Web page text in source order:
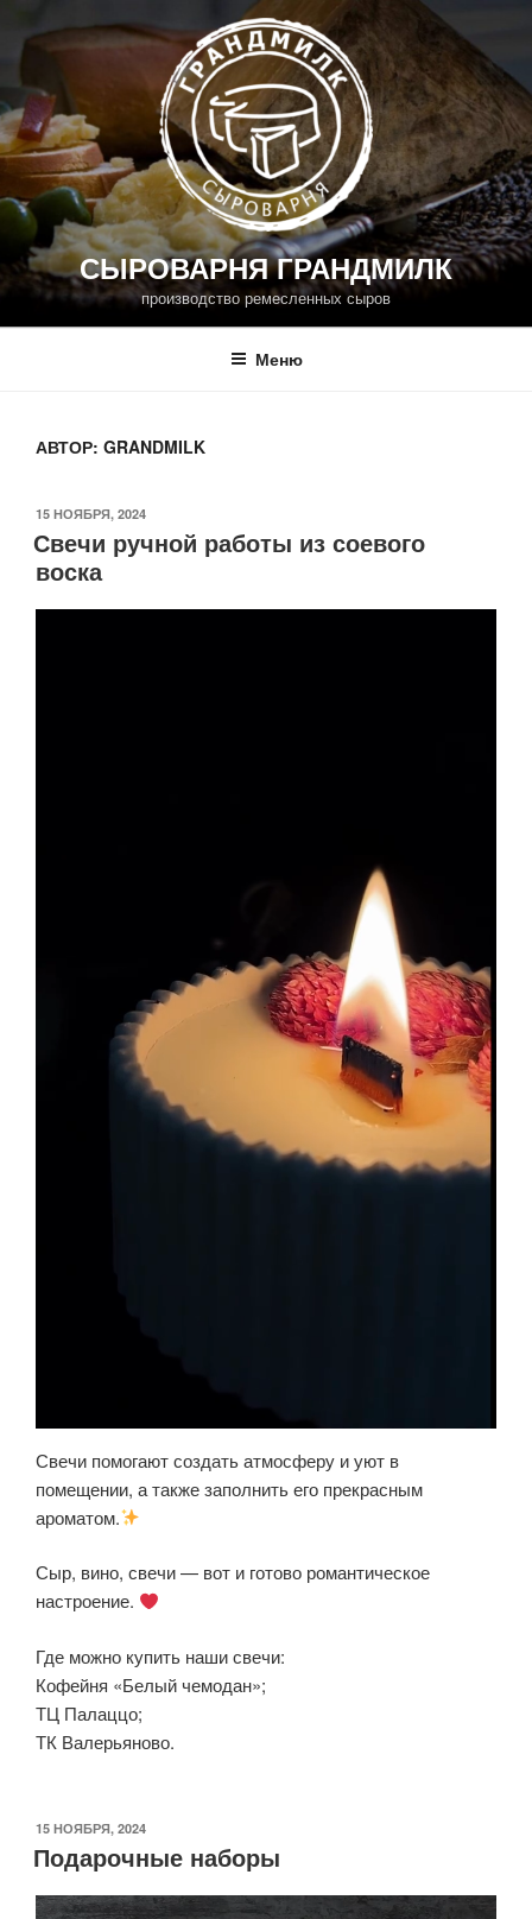
СЫРОВАРНЯ ГРАНДМИЛК
производство ремесленных сыров
Меню
АВТОР: GRANDMILK
ОПУБЛИКОВАНО
15 НОЯБРЯ, 2024
Свечи ручной работы из соевого
воска
Свечи помогают создать атмосферу и уют в
помещении, а также заполнить его прекрасным
ароматом.
Сыр, вино, свечи — вот и готово романтическое
настроение.
Где можно купить наши свечи:
Кофейня «Белый чемодан»;
ТЦ Палаццо;
ТК Валерьяново.
ОПУБЛИКОВАНО
15 НОЯБРЯ, 2024
Подарочные наборы